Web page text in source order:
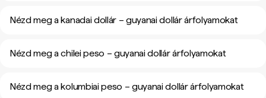
Nézd meg a kanadai dollár – guyanai dollár árfolyamokat
Nézd meg a chilei peso – guyanai dollár árfolyamokat
Nézd meg a kolumbiai peso – guyanai dollár árfolyamokat